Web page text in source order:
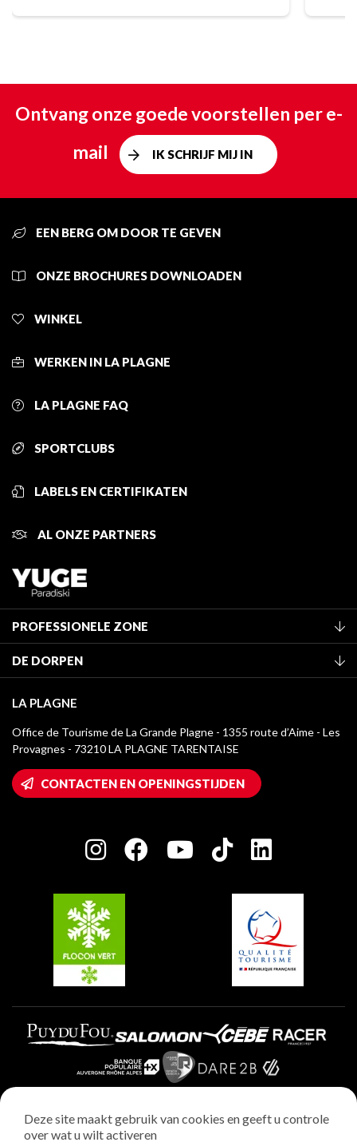
Ontvang onze goede voorstellen per e-
mail
IK SCHRIJF MIJ IN
EEN BERG OM DOOR TE GEVEN
ONZE BROCHURES DOWNLOADEN
WINKEL
WERKEN IN LA PLAGNE
LA PLAGNE FAQ
SPORTCLUBS
LABELS EN CERTIFIKATEN
AL ONZE PARTNERS
PROFESSIONELE ZONE
Classificatie van de gemeubileerde accommodaties
Verblijfstaks
Mediatheek
La Plagne logo's
Wifi toegang
Huis van de eigenaar
Charter van toegewijde spelers
DE DORPEN
Montchavin - Les Coches
Champagny-en-Vanoise
Plagne 1800
Plagne Villages
Plagne Aime 2000
LA PLAGNE
Office de Tourisme de La Grande Plagne - 1355 route d’Aime - Les
Provagnes - 73210 LA PLAGNE TARENTAISE
CONTACTEN EN OPENINGSTIJDEN
Wettelijke vermeldingen
Deze site maakt gebruik van cookies en geeft u controle
over wat u wilt activeren